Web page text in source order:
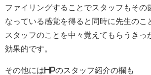
ファイリングすることでスタッフもその
なっている感覚を得ると同時に先生のこ
スタッフのことを中々覚えてもらうきっ
効果的です。
その他にはHPのスタッフ紹介の欄も